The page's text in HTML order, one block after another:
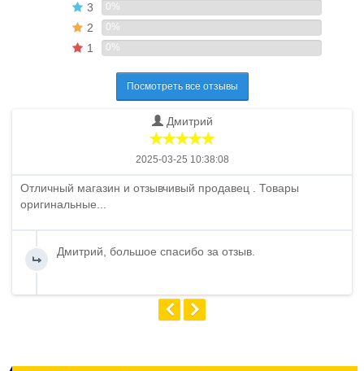
3 0%
2 0%
1 0%
Посмотреть все отзывы
Дмитрий
2025-03-25 10:38:08
Отличный магазин и отзывчивый продавец . Товары
оригинальные...
Дмитрий, большое спасибо за отзыв.